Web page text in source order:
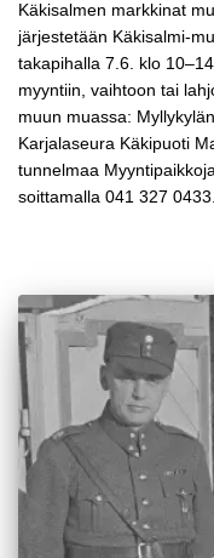
Käkisalmen markkinat
järjestetään Käkisalmi-
takapihalla 7.6. klo
myyntiin, vaihtoon tai
muun muassa:
Karjalaseura Käkipuoti
tunnelmaa
soittamalla 041 327